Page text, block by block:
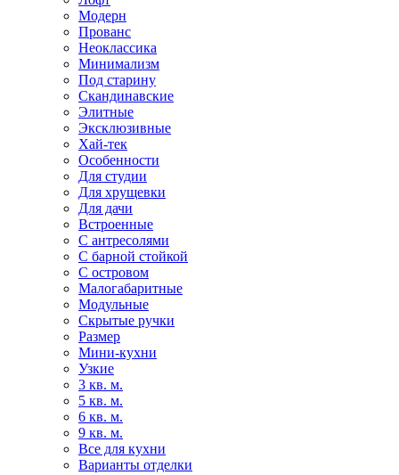
Модерн
Прованс
Неоклассика
Минимализм
Под старину
Скандинавские
Элитные
Эксклюзивные
Хай-тек
Особенности
Для студии
Для хрущевки
Для дачи
Встроенные
С антресолями
С барной стойкой
С островом
Малогабаритные
Модульные
Скрытые ручки
Размер
Мини-кухни
Узкие
3 кв. м.
5 кв. м.
6 кв. м.
9 кв. м.
Все для кухни
Варианты отделки